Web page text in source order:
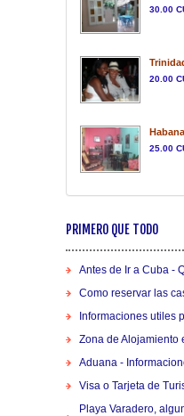
30.00
20.00
25.00
PRIMERO QUE TODO
Antes de Ir a Cuba -
Como reservar las
Informaciones utiles
Zona de Alojamiento
Aduana -
Visa o Tarjeta de
Playa Varadero,